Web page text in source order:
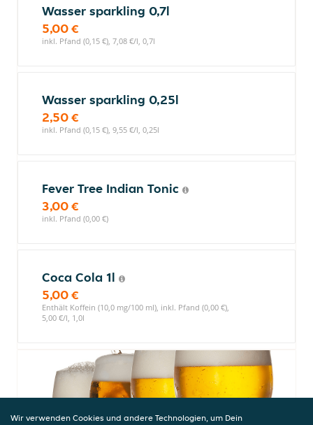
Wasser sparkling 0,7l
5,00 €
inkl. Pfand (0,15 €), 7,08 €/l, 0,7l
Wasser sparkling 0,25l
2,50 €
inkl. Pfand (0,15 €), 9,55 €/l, 0,25l
Fever Tree Indian Tonic
3,00 €
inkl. Pfand (0,00 €)
Coca Cola 1l
5,00 €
Enthält Koffein (10,0 mg/100 ml), inkl. Pfand (0,00 €),
5,00 €/l, 1,0l
Wir verwenden Cookies und andere Technologien, um Dein